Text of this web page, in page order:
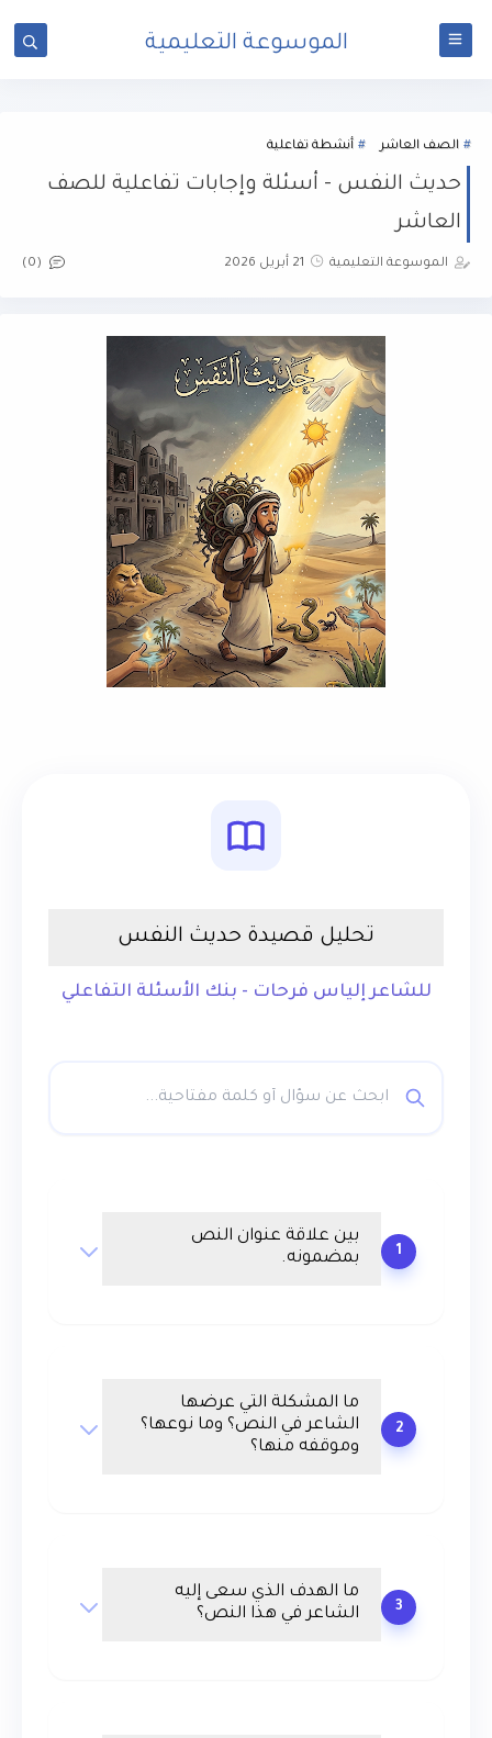
الموسوعة التعليمية
الصف العاشر أنشطة تفاعلية
حديث النفس - أسئلة وإجابات تفاعلية للصف
العاشر
الموسوعة التعليمية 21 أبريل 2026 (0)
تحليل قصيدة حديث النفس
للشاعر إلياس فرحات - بنك الأسئلة التفاعلي
1
بين علاقة عنوان النص
بمضمونه.
2
ما المشكلة التي عرضها
الشاعر في النص؟ وما نوعها؟
وموقفه منها؟
3
ما الهدف الذي سعى إليه
الشاعر في هذا النص؟